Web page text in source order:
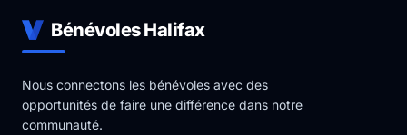
Bénévoles Halifax
Nous connectons les bénévoles avec des
opportunités de faire une différence dans notre
communauté.